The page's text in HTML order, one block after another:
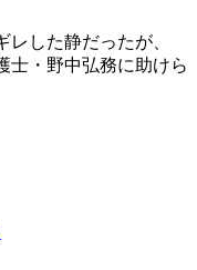
した静だったが、
士・野中弘務に助けら